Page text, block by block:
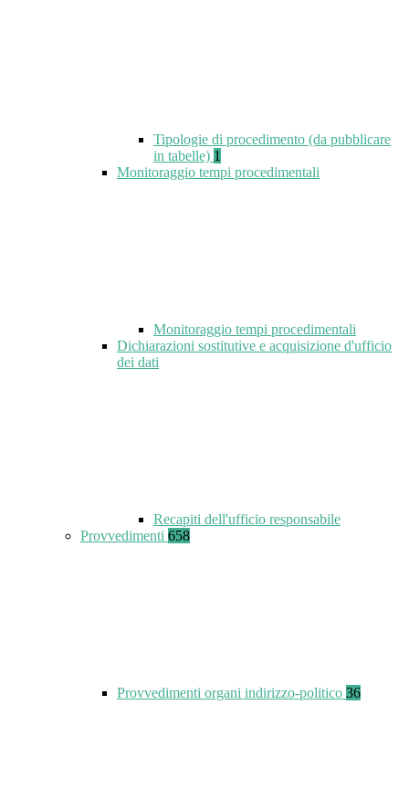
Tipologie di procedimento (da pubblicare
in tabelle) 1
Monitoraggio tempi procedimentali
Monitoraggio tempi procedimentali
Dichiarazioni sostitutive e acquisizione d'ufficio
dei dati
Recapiti dell'ufficio responsabile
Provvedimenti 658
Provvedimenti organi indirizzo-politico 36